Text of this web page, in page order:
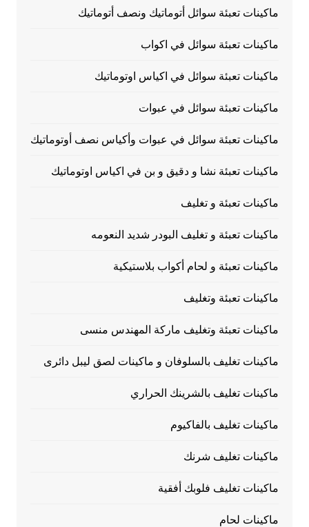
ماكينات تعبئة سوائل أتوماتيك ونصف أتوماتيك
ماكينات تعبئة سوائل في اكواب
ماكينات تعبئة سوائل في اكياس اوتوماتيك
ماكينات تعبئة سوائل في عبوات
ماكينات تعبئة سوائل في عبوات وأكياس نصف أوتوماتيك
ماكينات تعبئة نشا و دقيق و بن في اكياس اوتوماتيك
ماكينات تعبئة و تغليف
ماكينات تعبئة و تغليف البودر شديد النعومه
ماكينات تعبئة و لحام أكواب بلاستيكية
ماكينات تعبئة وتغليف
ماكينات تعبئة وتغليف ماركة المهندس منسى
ماكينات تغليف بالسلوفان و ماكينات لصق ليبل دائرى
ماكينات تغليف بالشرينك الحراري
ماكينات تغليف بالفاكيوم
ماكينات تغليف شرنك
ماكينات تغليف فلوبك أفقية
ماكينات لحام